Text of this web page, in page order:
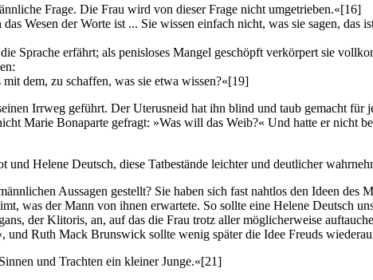
Frage. Die Frau wird von dieser Frage nicht umgetrieben.«[16]
Wesen der Worte ist ... Sie wissen einfach nicht, was sie sagen, das
Sprache erfährt; als penisloses Mangel geschöpft verkörpert sie
dem, zu schaffen, was sie etwa wissen?«[19]
Irrweg geführt. Der Uterusneid hat ihn blind und taub gemacht für
Marie Bonaparte gefragt: »Was will das Weib?« Und hatte er nicht
Helene Deutsch, diese Tatbestände leichter und deutlicher
Aussagen gestellt? Sie haben sich fast nahtlos den Ideen des
was der Mann von ihnen erwartete. So sollte eine Helene Deutsch
der Klitoris, an, auf das die Frau trotz aller möglicherweise
Ruth Mack Brunswick sollte wenig später die Idee Freuds
und Trachten ein kleiner Junge.«[21]